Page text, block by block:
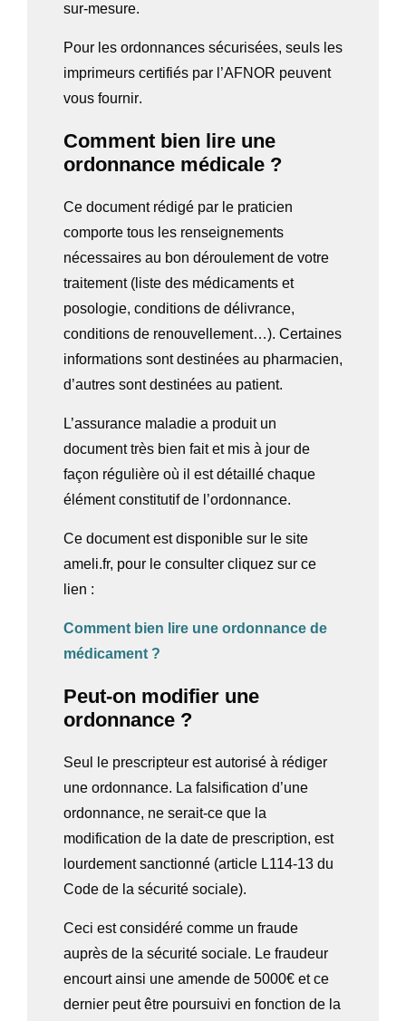
sur-mesure.
Pour les ordonnances sécurisées, seuls les
imprimeurs certifiés par l’AFNOR peuvent
vous fournir.
Comment bien lire une
ordonnance médicale ?
Ce document rédigé par le praticien
comporte tous les renseignements
nécessaires au bon déroulement de votre
traitement (liste des médicaments et
posologie, conditions de délivrance,
conditions de renouvellement…). Certaines
informations sont destinées au pharmacien,
d’autres sont destinées au patient.
L’assurance maladie a produit un
document très bien fait et mis à jour de
façon régulière où il est détaillé chaque
élément constitutif de l’ordonnance.
Ce document est disponible sur le site
ameli.fr, pour le consulter cliquez sur ce
lien :
Comment bien lire une ordonnance de
médicament ?
Peut-on modifier une
ordonnance ?
Seul le prescripteur est autorisé à rédiger
une ordonnance. La falsification d’une
ordonnance, ne serait-ce que la
modification de la date de prescription, est
lourdement sanctionné (article L114-13 du
Code de la sécurité sociale).
Ceci est considéré comme un fraude
auprès de la sécurité sociale. Le fraudeur
encourt ainsi une amende de 5000€ et ce
dernier peut être poursuivi en fonction de la